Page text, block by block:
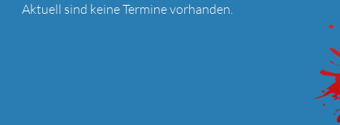
Aktuell sind keine Termine vorhanden.